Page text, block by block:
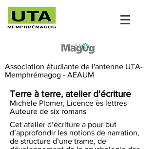
Association étudiante de l'antenne UTA-
Memphrémagog - AEAUM
Terre à terre, atelier d'écriture
Michèle Plomer, Licence ès lettres
Auteure de six romans
Cet atelier d’écriture a pour but
d’approfondir les notions de narration,
de structure d’une trame, de